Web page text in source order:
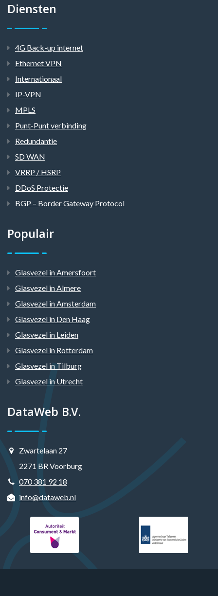
Diensten
4G Back-up internet
Ethernet VPN
Internationaal
IP-VPN
MPLS
Punt-Punt verbinding
Redundantie
SD WAN
VRRP / HSRP
DDoS Protectie
BGP – Border Gateway Protocol
Populair
Glasvezel in Amersfoort
Glasvezel in Almere
Glasvezel in Amsterdam
Glasvezel in Den Haag
Glasvezel in Leiden
Glasvezel in Rotterdam
Glasvezel in Tilburg
Glasvezel in Utrecht
DataWeb B.V.
Zwartelaan 27
2271 BR Voorburg
070 381 92 18
info@dataweb.nl